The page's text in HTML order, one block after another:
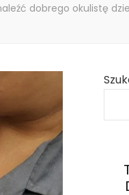
dobrego okulistę